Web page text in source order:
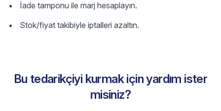
İade tamponu ile marj hesaplayın.
Stok/fiyat takibiyle iptalleri azaltın.
Bu tedarikçiyi kurmak için yardım ister
misiniz?